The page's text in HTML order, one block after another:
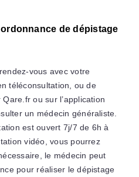
de dépistage
vous avec votre
téléconsultation, ou de
ou sur l’application
un médecin généraliste.
est ouvert 7j/7 de 6h à
vidéo, vous pourrez
le médecin peut
pour réaliser le dépistage